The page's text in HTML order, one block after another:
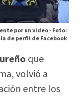
por un video -Foto:
de perfil de Facebook
que
volvió a
entre los